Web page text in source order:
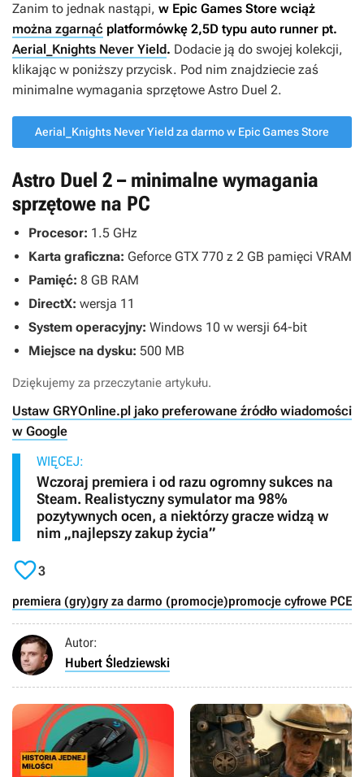
Zanim to jednak nastąpi, w Epic Games Store wciąż
można zgarnąć platformówkę 2,5D typu auto runner pt.
Aerial_Knights Never Yield. Dodacie ją do swojej kolekcji,
klikając w poniższy przycisk. Pod nim znajdziecie zaś
minimalne wymagania sprzętowe Astro Duel 2.
Aerial_Knights Never Yield za darmo w Epic Games Store
Astro Duel 2 – minimalne wymagania
sprzętowe na PC
Procesor: 1.5 GHz
Karta graficzna: Geforce GTX 770 z 2 GB pamięci VRAM
Pamięć: 8 GB RAM
DirectX: wersja 11
System operacyjny: Windows 10 w wersji 64-bit
Miejsce na dysku: 500 MB
Dziękujemy za przeczytanie artykułu.
Ustaw GRYOnline.pl jako preferowane źródło wiadomości
w Google
WIĘCEJ:
Wczoraj premiera i od razu ogromny sukces na
Steam. Realistyczny symulator ma 98%
pozytywnych ocen, a niektórzy gracze widzą w
nim „najlepszy zakup życia”
3
premiera (gry)gry za darmo (promocje)promocje cyfrowe PC
Autor:
Hubert Śledziewski